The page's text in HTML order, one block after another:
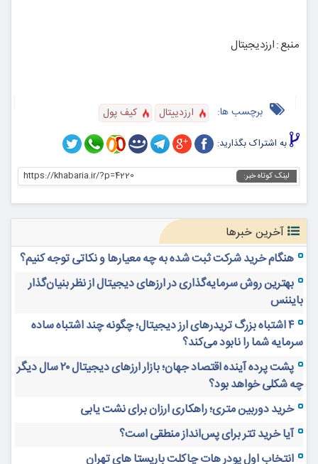
منبع : ارزدیجیتال
برچسب ها: ارزدییتال کیف پول
به اشتراک بگذارید:
لینک کوتاه خبر: https://khabaria.ir/?p=4220
آخرین خبرها
هنگام خرید شرکت ثبت شده به چه معیارها و نکاتی توجه کنیم؟
بهترین روش سرمایه‌گذاری در ارزهای دیجیتال از نظر بنیان‌گذار
بایننس
۴ اشتباه بزرگ تریدرهای ارز دیجیتال؛ چگونه چند اشتباه ساده
سرمایه شما را نابود می‌کند؟
پشت پرده آینده اقتصاد جهان؛ بازار ارزهای دیجیتال ۲۰ سال دیگر
چه شکلی خواهد بود؟
خرید دوربین متری؛ راهکاری ارزان برای نشت یابی
آیا خرید تتر برای پس‌انداز منطقی است؟
انتخاب اول پودر هات چاکلت باریستا های تهران